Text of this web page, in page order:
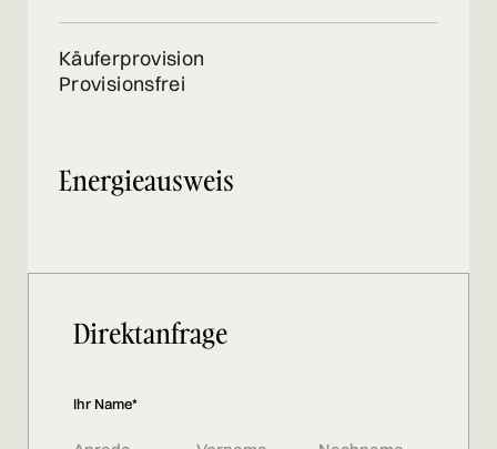
Käuferprovision
Provisionsfrei
Energieausweis
Direktanfrage
Ihr Name*